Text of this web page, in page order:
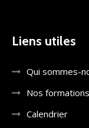
Liens utiles
Qui sommes-
Nos formations
Calendrier